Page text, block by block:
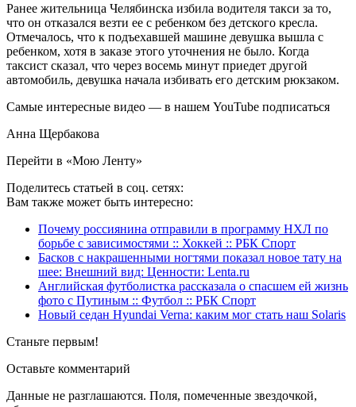
Ранее жительница Челябинска избила водителя такси за то,
что он отказался везти ее с ребенком без детского кресла.
Отмечалось, что к подъехавшей машине девушка вышла с
ребенком, хотя в заказе этого уточнения не было. Когда
таксист сказал, что через восемь минут приедет другой
автомобиль, девушка начала избивать его детским рюкзаком.
Самые интересные видео — в нашем YouTube подписаться
Анна Щербакова
Перейти в «Мою Ленту»
Поделитесь статьей в соц. сетях:
Вам также может быть интересно:
Почему россиянина отправили в программу НХЛ по
борьбе с зависимостями :: Хоккей :: РБК Спорт
Басков с накрашенными ногтями показал новое тату на
шее: Внешний вид: Ценности: Lenta.ru
Английская футболистка рассказала о спасшем ей жизнь
фото с Путиным :: Футбол :: РБК Спорт
Новый седан Hyundai Verna: каким мог стать наш Solaris
Станьте первым!
Оставьте комментарий
Данные не разглашаются. Поля, помеченные звездочкой,